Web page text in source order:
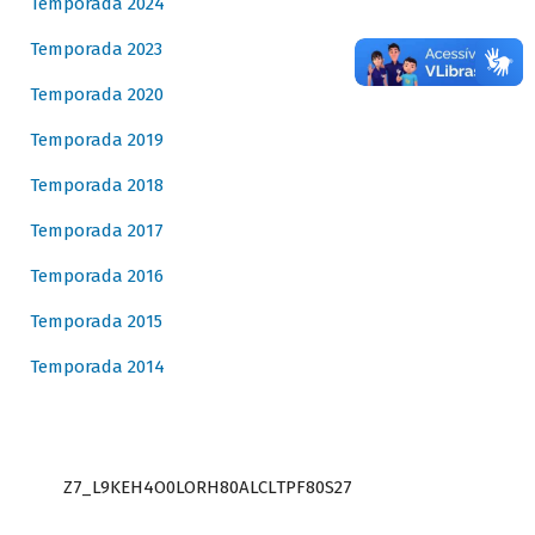
Temporada 2023
Temporada 2020
Temporada 2019
Temporada 2018
Temporada 2017
Temporada 2016
Temporada 2015
Temporada 2014
Z7_L9KEH4O0LORH80ALCLTPF80S27